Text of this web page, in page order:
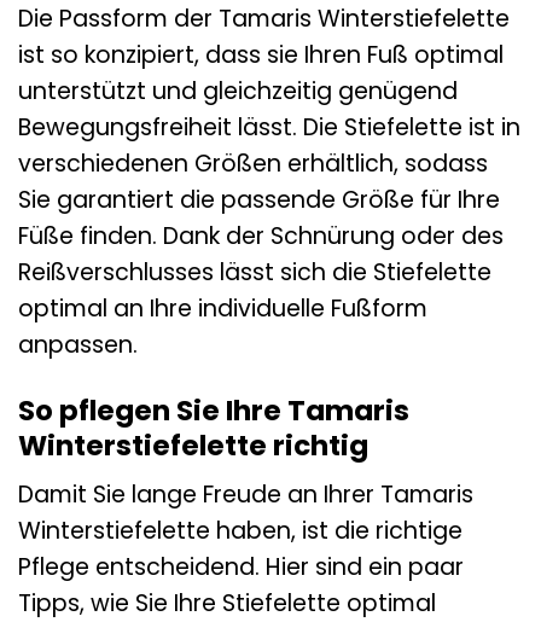
Die Passform der Tamaris Winterstiefelette
ist so konzipiert, dass sie Ihren Fuß optimal
unterstützt und gleichzeitig genügend
Bewegungsfreiheit lässt. Die Stiefelette ist in
verschiedenen Größen erhältlich, sodass
Sie garantiert die passende Größe für Ihre
Füße finden. Dank der Schnürung oder des
Reißverschlusses lässt sich die Stiefelette
optimal an Ihre individuelle Fußform
anpassen.
So pflegen Sie Ihre Tamaris
Winterstiefelette richtig
Damit Sie lange Freude an Ihrer Tamaris
Winterstiefelette haben, ist die richtige
Pflege entscheidend. Hier sind ein paar
Tipps, wie Sie Ihre Stiefelette optimal